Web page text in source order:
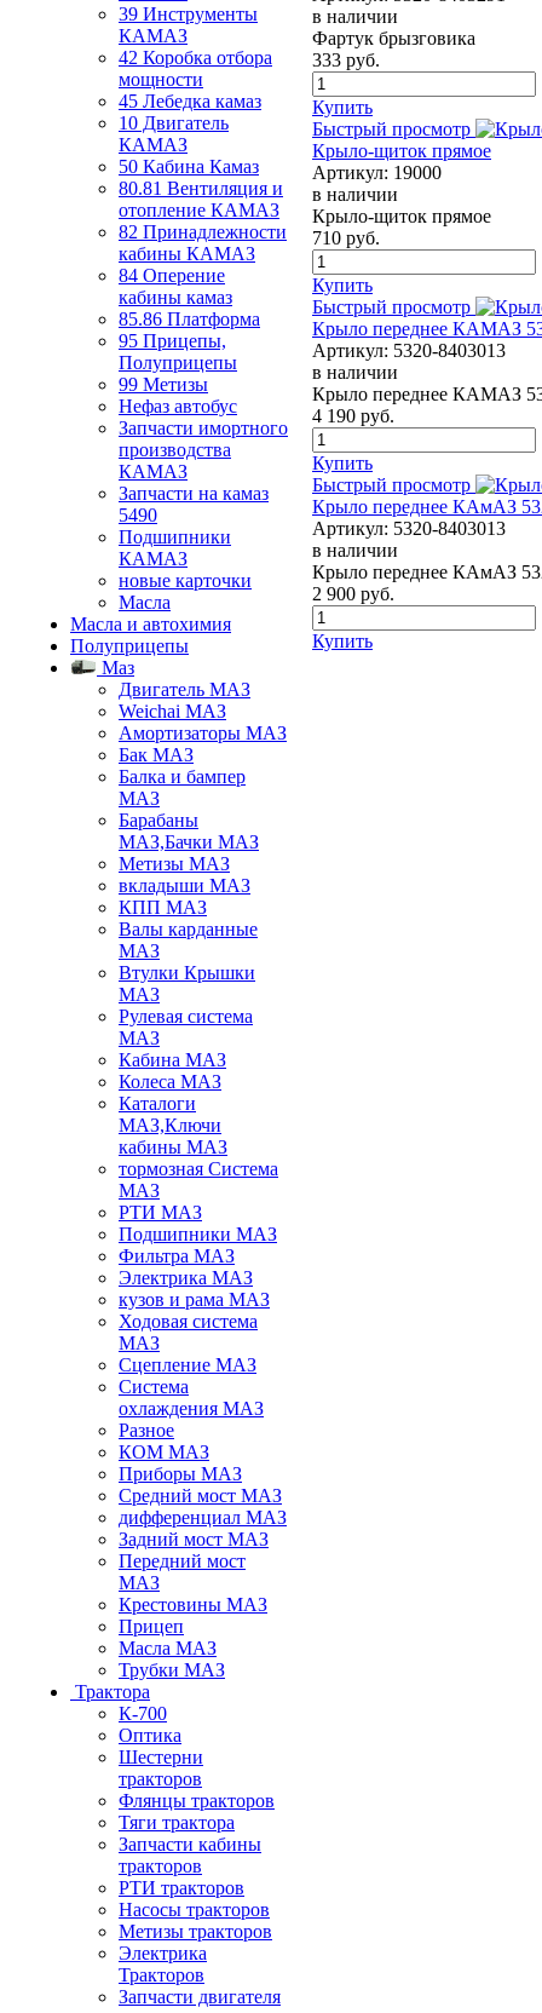
39 Инструменты
КАМАЗ
42 Коробка отбора
мощности
45 Лебедка камаз
10 Двигатель
КАМАЗ
50 Кабина Камаз
80.81 Вентиляция и
отопление КАМАЗ
82 Принадлежности
кабины КАМАЗ
84 Оперение
кабины камаз
85.86 Платформа
95 Прицепы,
Полуприцепы
99 Метизы
Нефаз автобус
Запчасти имортного
производства
КАМАЗ
Запчасти на камаз
5490
Подшипники
КАМАЗ
новые карточки
Масла
Масла и автохимия
Полуприцепы
Маз
Двигатель МАЗ
Weichai МАЗ
Амортизаторы МАЗ
Бак МАЗ
Балка и бампер
МАЗ
Барабаны
МАЗ,Бачки МАЗ
Метизы МАЗ
вкладыши МАЗ
КПП МАЗ
Валы карданные
МАЗ
Втулки Крышки
МАЗ
Рулевая система
МАЗ
Кабина МАЗ
Колеса МАЗ
Каталоги
МАЗ,Ключи
кабины МАЗ
тормозная Система
МАЗ
РТИ МАЗ
Подшипники МАЗ
Фильтра МАЗ
Электрика МАЗ
кузов и рама МАЗ
Ходовая система
МАЗ
Сцепление МАЗ
Система
охлаждения МАЗ
Разное
КОМ МАЗ
Приборы МАЗ
Средний мост МАЗ
дифференциал МАЗ
Задний мост МАЗ
Передний мост
МАЗ
Крестовины МАЗ
Прицеп
Масла МАЗ
Трубки МАЗ
Трактора
К-700
Оптика
Шестерни
тракторов
Флянцы тракторов
Тяги трактора
Запчасти кабины
тракторов
РТИ тракторов
Насосы тракторов
Метизы тракторов
Электрика
Тракторов
Запчасти двигателя
в наличии
Фартук брызговика
333 руб.
Купить
Быстрый просмотр
Крыло-щиток прямое
Артикул: 19000
в наличии
Крыло-щиток прямое
710 руб.
Купить
Быстрый просмотр
Крыло переднее КАМАЗ
Артикул: 5320-8403013
в наличии
Крыло переднее КАМАЗ
4 190 руб.
Купить
Быстрый просмотр
Крыло переднее КАмАЗ
Артикул: 5320-8403013
в наличии
Крыло переднее КАмАЗ
2 900 руб.
Купить